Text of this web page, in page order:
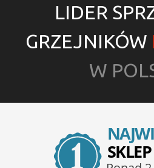
LIDER
GRZEJNIKÓW
W